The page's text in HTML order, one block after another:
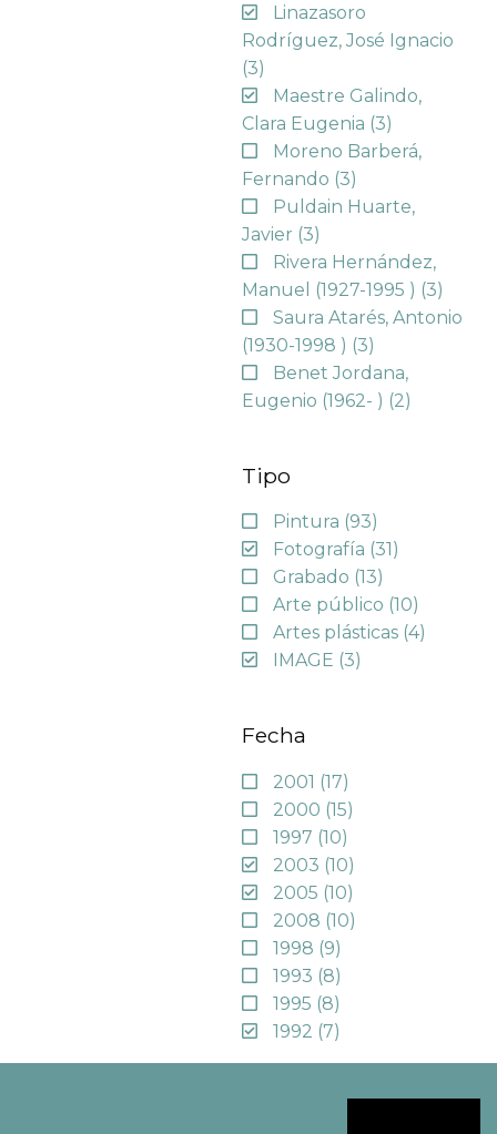
Linazasoro
Rodríguez, José Ignacio
(3)
Maestre Galindo,
Clara Eugenia (3)
Moreno Barberá,
Fernando (3)
Puldain Huarte,
Javier (3)
Rivera Hernández,
Manuel (1927-1995 ) (3)
Saura Atarés, Antonio
(1930-1998 ) (3)
Benet Jordana,
Eugenio (1962- ) (2)
Tipo
Pintura (93)
Fotografía (31)
Grabado (13)
Arte público (10)
Artes plásticas (4)
IMAGE (3)
Fecha
2001 (17)
2000 (15)
1997 (10)
2003 (10)
2005 (10)
2008 (10)
1998 (9)
1993 (8)
1995 (8)
1992 (7)